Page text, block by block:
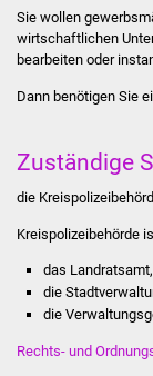
Sie wollen
wirtschaftlichen
bearbeiten oder
Dann benötigen Sie
Zuständige
die
Kreispolizeibehörde
das Landratsamt,
die
die
Rechts- und